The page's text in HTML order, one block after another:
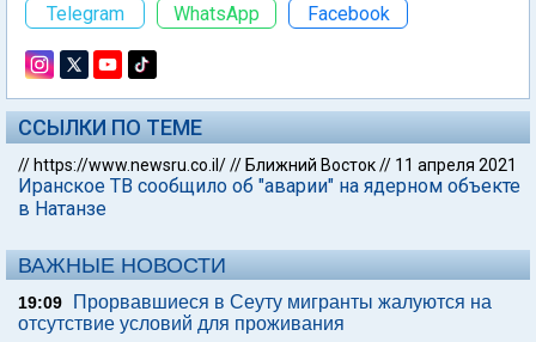
Telegram
WhatsApp Facebook
ССЫЛКИ ПО ТЕМЕ
// https://www.newsru.co.il/// Ближний Восток// 11 апреля 2021
Иранское ТВ сообщило об "аварии" на ядерном объекте
в Натанзе
ВАЖНЫЕ НОВОСТИ
19:09
Прорвавшиеся в Сеуту мигранты жалуются на
отсутствие условий для проживания